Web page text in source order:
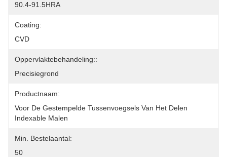
90.4-91.5HRA
Coating:
CVD
Oppervlaktebehandeling::
Precisiegrond
Productnaam:
Voor De Gestempelde Tussenvoegsels Van Het Delen
Indexable Malen
Min. Bestelaantal:
50